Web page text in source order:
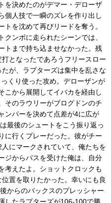
を決めたのがデマー・デローザ
個人技で一瞬のズレを作り出し
を沈めて再びリードを奪う。
ンボに走られたシーンでは、
トまで持ち込ませなかった。残
となったであろうフリースロー
が、ラプターズは集中を乱さな
くり使った攻め。デローザンが
こから展開してイバカを経由し
そのラウリーがブログドンのチ
ンパーを決めて点差が4に広が
最後のシュートをこう振り返っ
に行くプレーだった。彼がチー
にマークされていて、俺たちを
ジからパスを受けた俺は、自分
考えたよ。ショットクロックも
置を取りたかった。幸いにも良
からのバックスのプレッシャー